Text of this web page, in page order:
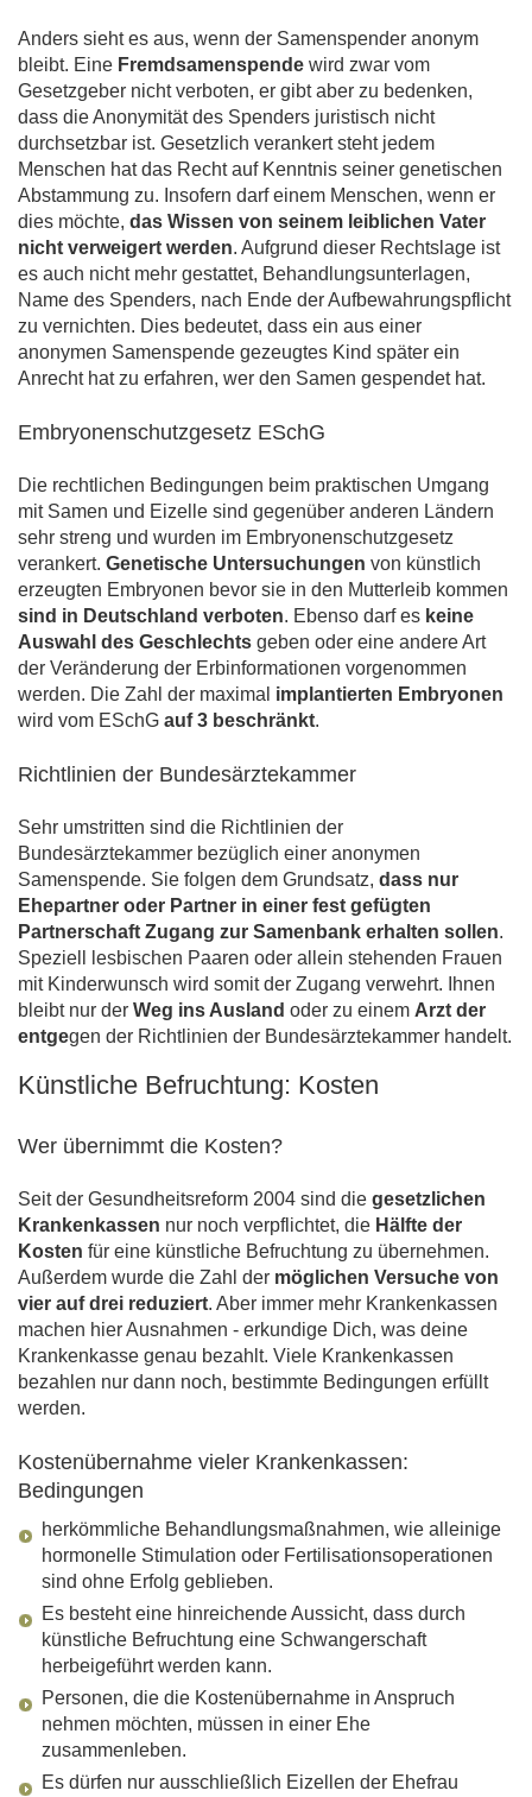
Anders sieht es aus, wenn der Samenspender anonym
bleibt. Eine Fremdsamenspende wird zwar vom
Gesetzgeber nicht verboten, er gibt aber zu bedenken,
dass die Anonymität des Spenders juristisch nicht
durchsetzbar ist. Gesetzlich verankert steht jedem
Menschen hat das Recht auf Kenntnis seiner genetischen
Abstammung zu. Insofern darf einem Menschen, wenn er
dies möchte, das Wissen von seinem leiblichen Vater
nicht verweigert werden. Aufgrund dieser Rechtslage ist
es auch nicht mehr gestattet, Behandlungsunterlagen,
Name des Spenders, nach Ende der Aufbewahrungspflicht
zu vernichten. Dies bedeutet, dass ein aus einer
anonymen Samenspende gezeugtes Kind später ein
Anrecht hat zu erfahren, wer den Samen gespendet hat.
Embryonenschutzgesetz ESchG
Die rechtlichen Bedingungen beim praktischen Umgang
mit Samen und Eizelle sind gegenüber anderen Ländern
sehr streng und wurden im Embryonenschutzgesetz
verankert. Genetische Untersuchungen von künstlich
erzeugten Embryonen bevor sie in den Mutterleib kommen
sind in Deutschland verboten. Ebenso darf es keine
Auswahl des Geschlechts geben oder eine andere Art
der Veränderung der Erbinformationen vorgenommen
werden. Die Zahl der maximal implantierten Embryonen
wird vom ESchG auf 3 beschränkt.
Richtlinien der Bundesärztekammer
Sehr umstritten sind die Richtlinien der
Bundesärztekammer bezüglich einer anonymen
Samenspende. Sie folgen dem Grundsatz, dass nur
Ehepartner oder Partner in einer fest gefügten
Partnerschaft Zugang zur Samenbank erhalten sollen.
Speziell lesbischen Paaren oder allein stehenden Frauen
mit Kinderwunsch wird somit der Zugang verwehrt. Ihnen
bleibt nur der Weg ins Ausland oder zu einem Arzt der
entgegen der Richtlinien der Bundesärztekammer handelt.
Künstliche Befruchtung: Kosten
Wer übernimmt die Kosten?
Seit der Gesundheitsreform 2004 sind die gesetzlichen
Krankenkassen nur noch verpflichtet, die Hälfte der
Kosten für eine künstliche Befruchtung zu übernehmen.
Außerdem wurde die Zahl der möglichen Versuche von
vier auf drei reduziert. Aber immer mehr Krankenkassen
machen hier Ausnahmen - erkundige Dich, was deine
Krankenkasse genau bezahlt. Viele Krankenkassen
bezahlen nur dann noch, bestimmte Bedingungen erfüllt
werden.
Kostenübernahme vieler Krankenkassen:
Bedingungen
herkömmliche Behandlungsmaßnahmen, wie alleinige
hormonelle Stimulation oder Fertilisationsoperationen
sind ohne Erfolg geblieben.
Es besteht eine hinreichende Aussicht, dass durch
künstliche Befruchtung eine Schwangerschaft
herbeigeführt werden kann.
Personen, die die Kostenübernahme in Anspruch
nehmen möchten, müssen in einer Ehe
zusammenleben.
Es dürfen nur ausschließlich Eizellen der Ehefrau